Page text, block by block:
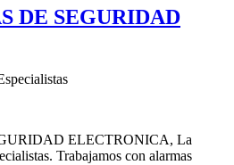
DE SEGURIDAD
ELECTRONICA, La
Trabajamos con alarmas